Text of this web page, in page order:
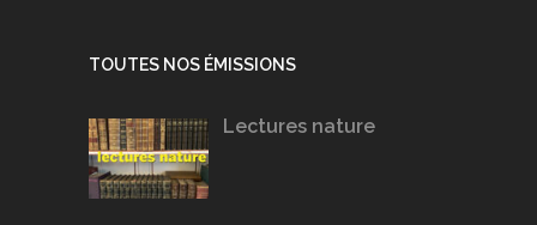
TOUTES NOS ÉMISSIONS
Lectures nature